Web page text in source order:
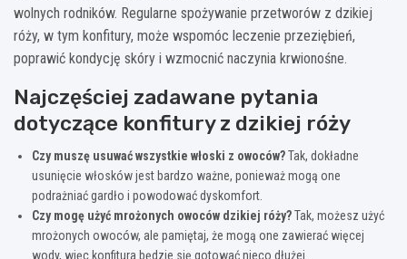
wolnych rodników. Regularne spożywanie przetworów z dzikiej
róży, w tym konfitury, może wspomóc leczenie przeziębień,
poprawić kondycję skóry i wzmocnić naczynia krwionośne.
Najczęściej zadawane pytania
dotyczące konfitury z dzikiej róży
Czy muszę usuwać wszystkie włoski z owoców?Tak, dokładne
usunięcie włosków jest bardzo ważne, ponieważ mogą one
podrażniać gardło i powodować dyskomfort.
Czy mogę użyć mrożonych owoców dzikiej róży?Tak, możesz użyć
mrożonych owoców, ale pamiętaj, że mogą one zawierać więcej
wody, więc konfitura będzie się gotować nieco dłużej.